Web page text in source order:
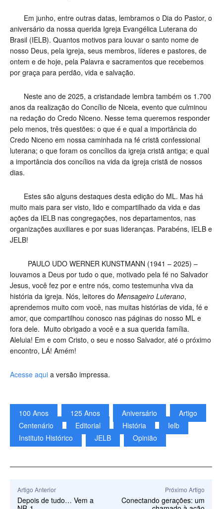
Em junho, entre outras datas, lembramos o Dia do Pastor, o
aniversário da nossa querida Igreja Evangélica Luterana do
Brasil (IELB). Quantos motivos para louvar o santo nome de
nosso Deus, pela igreja, seus membros, líderes e pastores, de
ontem e de hoje, pela Palavra e sacramentos que recebemos
por graça para perdão, vida e salvação.
Neste ano de 2025, a cristandade lembra também os 1.700
anos da realização do Concílio de Niceia, evento que culminou
na redação do Credo Niceno. Nesse tema queremos responder
pelo menos, três questões: o que é e qual a importância do
Credo Niceno em nossa caminhada na fé cristã confessional
luterana; o que foram os concílios da igreja cristã antiga; e qual
a importância dos concílios na vida da igreja cristã de nossos
dias.
Estes são alguns destaques desta edição do ML. Mas há
muito mais para ser visto, lido e compartilhado da vida e das
ações da IELB nas congregações, nos departamentos, nas
organizações auxiliares e por suas lideranças. Parabéns, IELB e
JELB!
PAULO UDO WERNER KUNSTMANN (1941 – 2025) –
louvamos a Deus por tudo o que, motivado pela fé no Salvador
Jesus, você fez por e entre nós, como testemunha viva da
história da igreja. Nós, leitores do Mensageiro Luterano,
aprendemos muito com você, nas muitas histórias de vida, fé e
amor, que compartilhou conosco nas páginas do nosso ML e
fora dele. Muito obrigado a você e a sua querida família.
Aleluia! Em e com Cristo, o seu e nosso Salvador, até o próximo
encontro, LÁ! Amém!
Acesse aqui a versão impressa.
100 Anos 125 Anos Aniversário
Artigo
Centenário
Editorial História
Ielb
Instituto Histórico
JELB Opinião
Artigo Anterior
Depois de tudo… Vem a
Próximo Artigo
Conectando gerações: um